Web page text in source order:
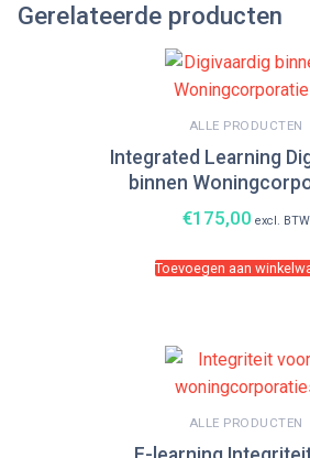
Gerelateerde producten
ALLE PRODUCTEN
Integrated Learning
binnen
€175,00 excl. BTW
Toevoegen aan
ALLE PRODUCTEN